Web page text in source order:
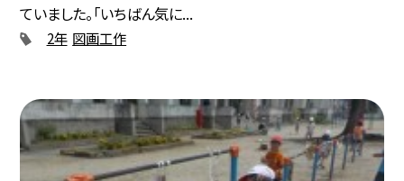
ていました。「いちばん気に...
2年 図画工作